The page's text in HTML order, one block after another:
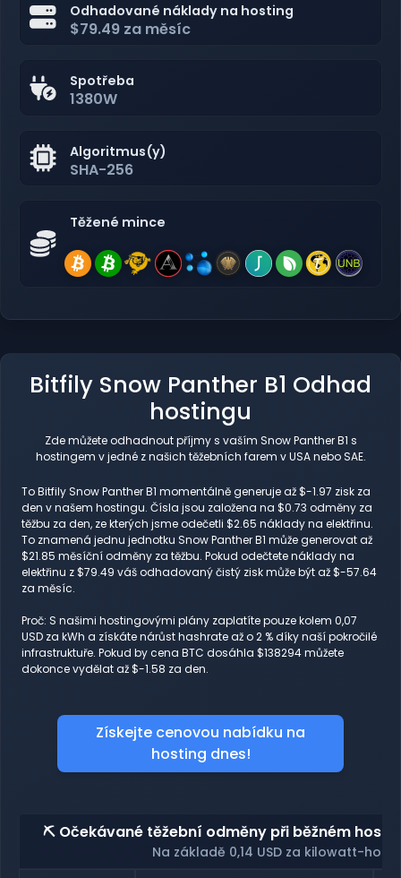
Odhadované náklady na hosting
$79.49 za měsíc
Spotřeba
1380W
Algoritmus(y)
SHA-256
Těžené mince
Bitfily Snow Panther B1 Odhad
hostingu
Zde můžete odhadnout příjmy s vaším Snow Panther B1 s
hostingem v jedné z našich těžebních farem v USA nebo SAE.
To Bitfily Snow Panther B1 momentálně generuje až $-1.97 zisk za
den v našem hostingu. Čísla jsou založena na $0.73 odměny za
těžbu za den, ze kterých jsme odečetli $2.65 náklady na elektřinu.
To znamená jednu jednotku Snow Panther B1 může generovat až
$21.85 měsíční odměny za těžbu. Pokud odečtete náklady na
elektřinu z $79.49 váš odhadovaný čistý zisk může být až $-57.64
za měsíc.
Proč: S našimi hostingovými plány zaplatíte pouze kolem 0,07
USD za kWh a získáte nárůst hashrate až o 2 % díky naší pokročilé
infrastruktuře. Pokud by cena BTC dosáhla $138294 můžete
dokonce vydělat až $-1.58 za den.
Získejte cenovou nabídku na
hosting dnes!
⛏️ Očekávané těžební odměny při běžném
Na základě 0,14 USD za kilowatt-